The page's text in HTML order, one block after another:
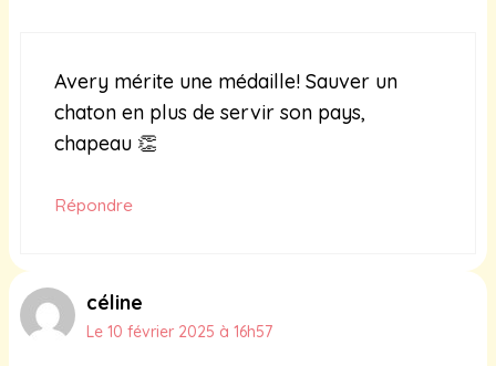
Avery mérite une médaille! Sauver un
chaton en plus de servir son pays,
chapeau 👏
Répondre
céline
Le 10 février 2025 à 16h57